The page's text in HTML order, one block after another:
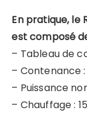
En pratique, le
est composé
– Tableau de
– Contenance
– Puissance
– Chauffage :